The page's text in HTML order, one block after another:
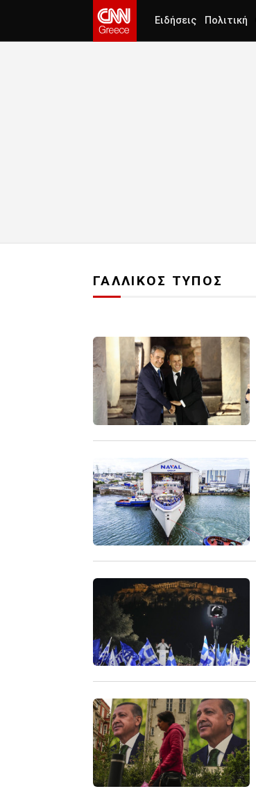
Ειδήσεις Πολιτική
ΓΑΛΛΙΚΟΣ ΤΥΠΟΣ